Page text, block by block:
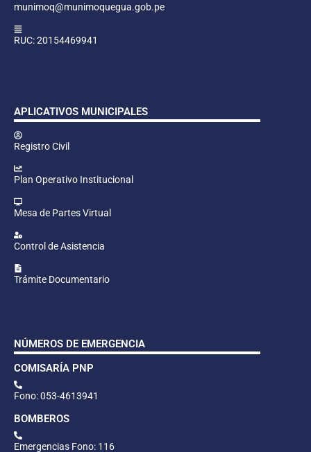
munimoq@munimoquegua.gob.pe
RUC: 20154469941
APLICATIVOS MUNICIPALES
Registro Civil
Plan Operativo Institucional
Mesa de Partes Virtual
Control de Asistencia
Trámite Documentario
NÚMEROS DE EMERGENCIA
COMISARÍA PNP
Fono: 053-4613941
BOMBEROS
Emergencias Fono: 116